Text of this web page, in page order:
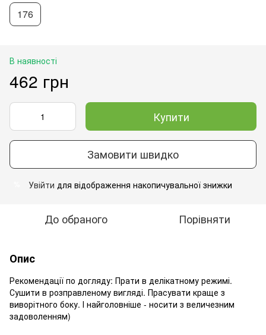
176
В наявності
462 грн
Купити
Замовити швидко
Увійти для відображення накопичувальної знижки
До обраного Порівняти
Опис
Рекомендації по догляду: Прати в делікатному режимі.
Сушити в розправленому вигляді. Прасувати краще з
виворітного боку. І найголовніше - носити з величезним
задоволенням)